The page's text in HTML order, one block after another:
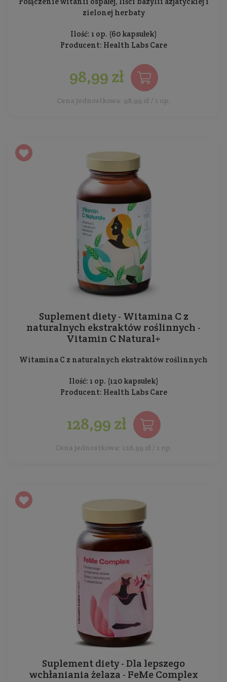
zielonej herbaty
Ilość: 1 op. (60 kapsułek)
Producent: Health Labs Care
98,99 zł
Cena jednostkowa: 98,99 zł / 1 op.
Suplement diety - Witamina C z
naturalnych ekstraktów roślinnych -
Vitamin C Natural+
Witamina C z naturalnych ekstraktów roślinnych
Ilość: 1 op. (120 kapsułek)
Producent: Health Labs Care
128,99 zł
Cena jednostkowa: 128,99 zł / 1 op.
Suplement diety - Dla lepszego
wchłaniania żelaza - FeMe Complex